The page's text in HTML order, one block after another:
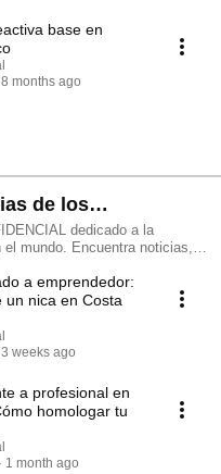
base en
8 months ago
de los
dedicado a la
mundo. Encuentra noticias,
España y otras partes
los retos, y los aportes
en el exterior.
a emprendedor:
un nica en Costa
3 weeks ago
a profesional en
homologar tu
1 month ago